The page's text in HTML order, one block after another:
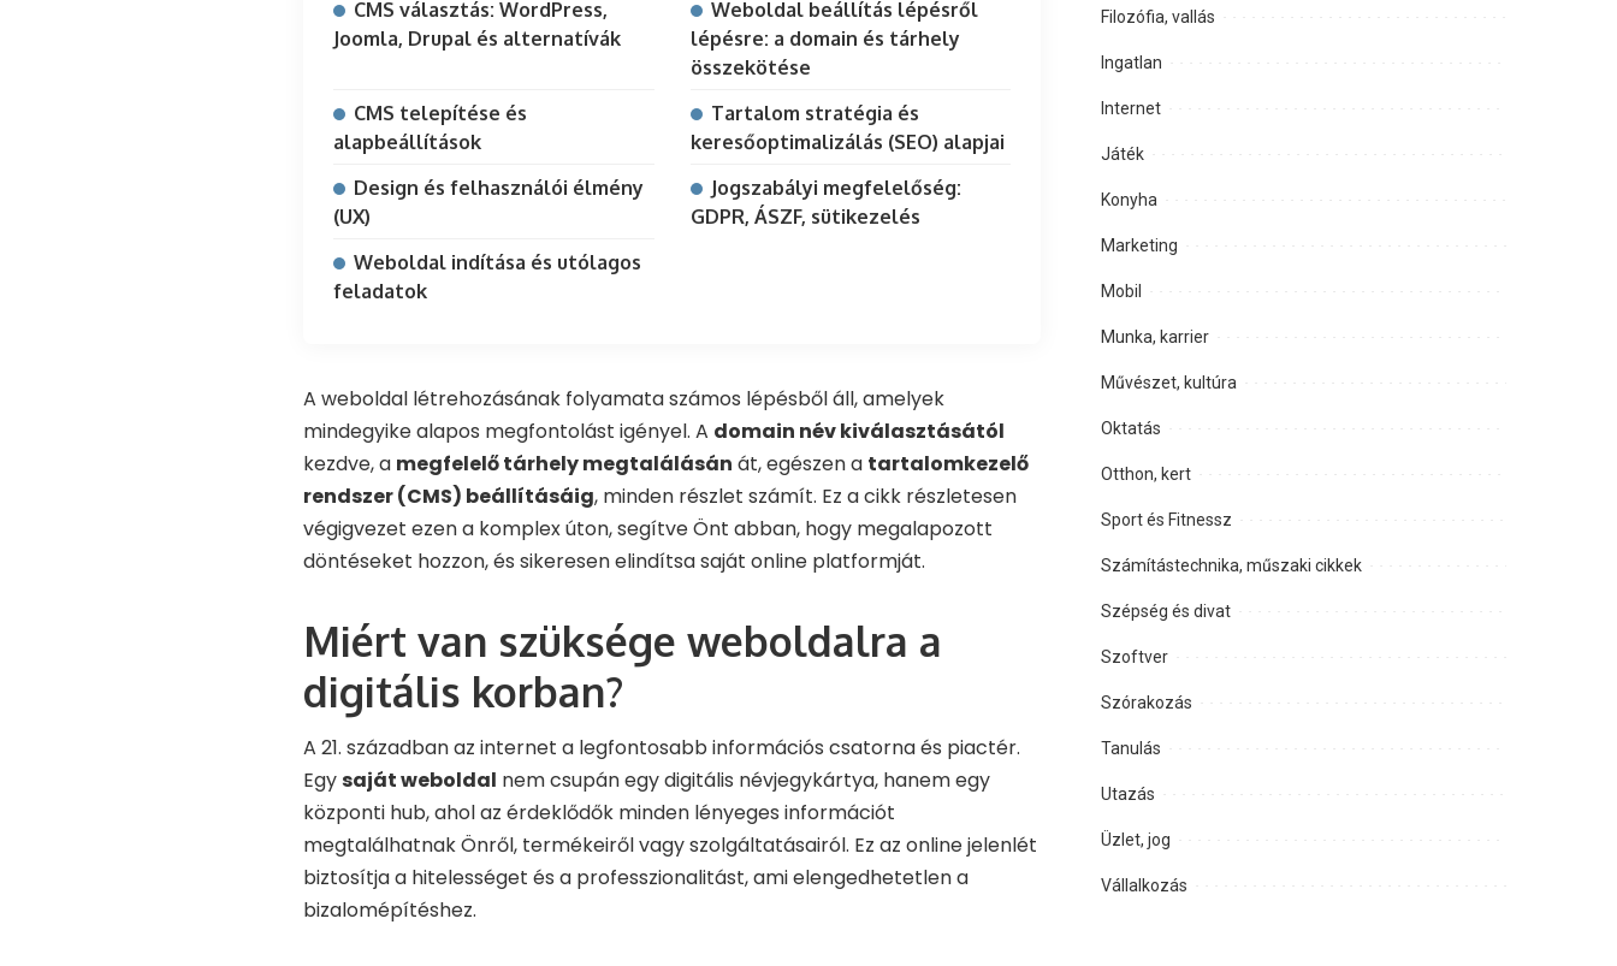
CMS választás: WordPress,
Joomla, Drupal és alternatívák
Weboldal beállítás lépésről
lépésre: a domain és tárhely
összekötése
CMS telepítése és
alapbeállítások
Tartalom stratégia és
keresőoptimalizálás (SEO) alapjai
Design és felhasználói élmény
(UX)
Jogszabályi megfelelőség:
GDPR, ÁSZF, sütikezelés
Weboldal indítása és utólagos
feladatok
A weboldal létrehozásának folyamata számos lépésből áll, amelyek
mindegyike alapos megfontolást igényel. A domain név kiválasztásától
kezdve, a megfelelő tárhely megtalálásán át, egészen a tartalomkezelő
rendszer (CMS) beállításáig, minden részlet számít. Ez a cikk részletesen
végigvezet ezen a komplex úton, segítve Önt abban, hogy megalapozott
döntéseket hozzon, és sikeresen elindítsa saját online platformját.
Miért van szüksége weboldalra a
digitális korban?
A 21. században az internet a legfontosabb információs csatorna és piactér.
Egysaját weboldal nem csupán egy digitális névjegykártya, hanem egy
központi hub, ahol az érdeklődők minden lényeges információt
megtalálhatnak Önről, termékeiről vagy szolgáltatásairól. Ez az online jelenlét
biztosítja a hitelességet és a professzionalitást, ami elengedhetetlen a
bizalomépítéshez.
Filozófia, vallás
Ingatlan
Internet
Játék
Konyha
Marketing
Mobil
Munka, karrier
Művészet, kultúra
Oktatás
Otthon, kert
Sport és Fitnessz
Számítástechnika, műszaki cikkek
Szépség és divat
Szoftver
Szórakozás
Tanulás
Utazás
Üzlet, jog
Vállalkozás